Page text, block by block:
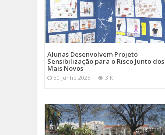
Alunas Desenvolvem Projeto
Sensibilização para o Risco Junto dos
Mais Novos
30 Junho 2025 3 K